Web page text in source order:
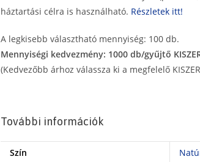
háztartási célra is használható. Részletek itt!
A legkisebb választható mennyiség: 100 db.
Mennyiségi kedvezmény: 1000 db/gyűjtő
(Kedvezőbb árhoz válassza ki a megfelelő
További információk
Szín